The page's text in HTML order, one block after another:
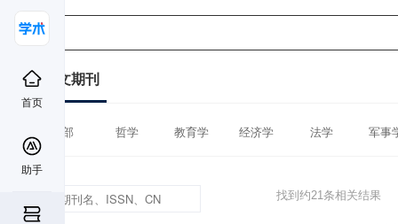
首页
助手
中文期刊
全部 哲学 教育学 经济学 法学 军事
找到约21条相关结果